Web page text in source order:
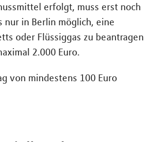
erfolgt, muss erst noch
nur in Berlin möglich, eine
oder Flüssiggas zu beantragen
2.000 Euro.
von mindestens 100 Euro